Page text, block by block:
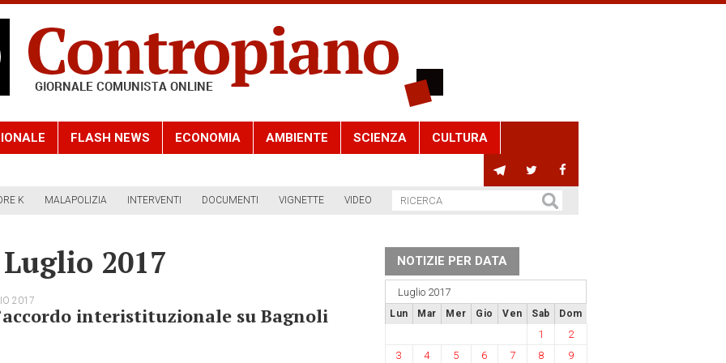
FLASH NEWS ECONOMIA AMBIENTE SCIENZA CULTURA
K MALAPOLIZIA INTERVENTI DOCUMENTI VIGNETTE VIDEO
2017
2017
interistituzionale su Bagnoli
NOTIZIE PER DATA
Luglio 2017
Lun Mar Mer Gio Ven Sab Dom
1
2
3
4 5 6 7 8 9